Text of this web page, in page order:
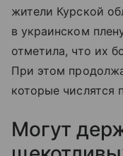
жители Курской
в украинском
отметила, что их
При этом
которые числятся
Могут